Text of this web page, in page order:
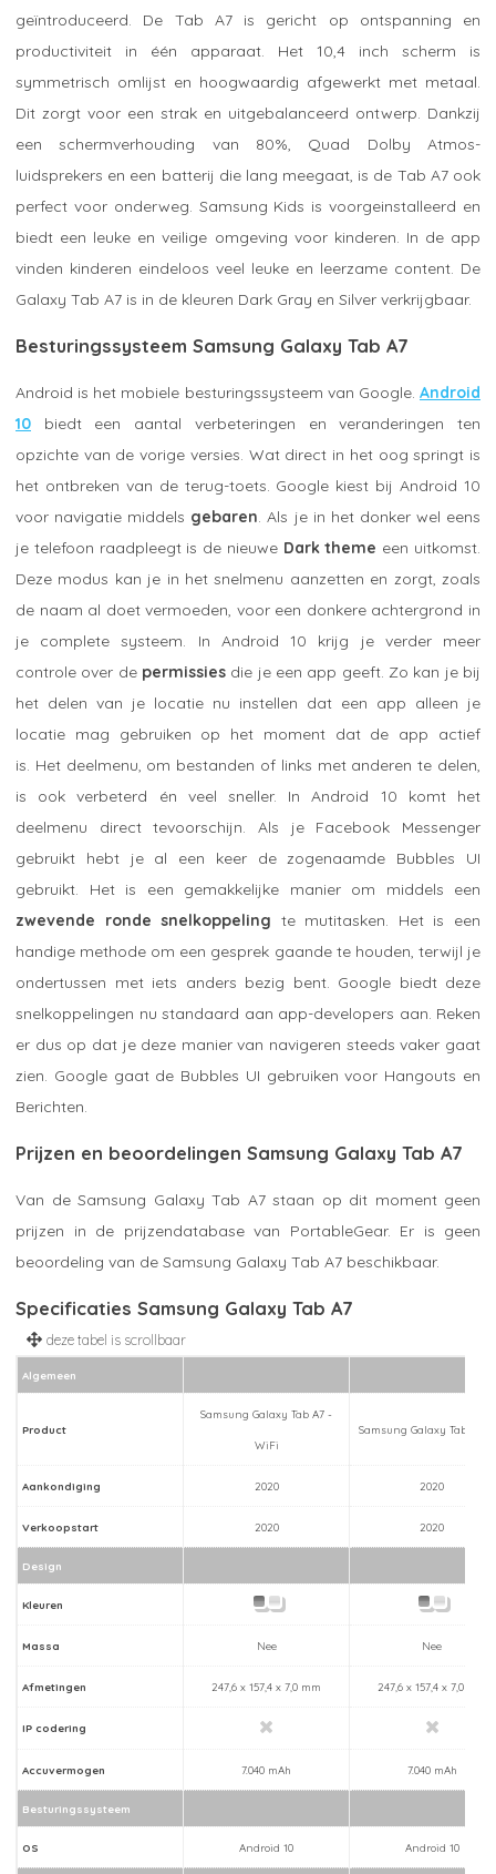
geïntroduceerd. De Tab A7 is gericht op ontspanning en
productiviteit in één apparaat. Het 10,4 inch scherm is
symmetrisch omlijst en hoogwaardig afgewerkt met metaal.
Dit zorgt voor een strak en uitgebalanceerd ontwerp. Dankzij
een schermverhouding van 80%, Quad Dolby Atmos-
luidsprekers en een batterij die lang meegaat, is de Tab A7 ook
perfect voor onderweg. Samsung Kids is voorgeinstalleerd en
biedt een leuke en veilige omgeving voor kinderen. In de app
vinden kinderen eindeloos veel leuke en leerzame content. De
Galaxy Tab A7 is in de kleuren Dark Gray en Silver verkrijgbaar.
Besturingssysteem Samsung Galaxy Tab A7
Android is het mobiele besturingssysteem van Google. Android
10 biedt een aantal verbeteringen en veranderingen ten
opzichte van de vorige versies. Wat direct in het oog springt is
het ontbreken van de terug-toets. Google kiest bij Android 10
voor navigatie middels gebaren . Als je in het donker wel eens
je telefoon raadpleegt is de nieuwe Dark theme een uitkomst.
Deze modus kan je in het snelmenu aanzetten en zorgt, zoals
de naam al doet vermoeden, voor een donkere achtergrond in
je complete systeem. In Android 10 krijg je verder meer
controle over de permissies die je een app geeft. Zo kan je bij
het delen van je locatie nu instellen dat een app alleen je
locatie mag gebruiken op het moment dat de app actief
is. Het deelmenu, om bestanden of links met anderen te delen,
is ook verbeterd én veel sneller. In Android 10 komt het
deelmenu direct tevoorschijn. Als je Facebook Messenger
gebruikt hebt je al een keer de zogenaamde Bubbles UI
gebruikt. Het is een gemakkelijke manier om middels een
zwevende ronde snelkoppeling te mutitasken. Het is een
handige methode om een gesprek gaande te houden, terwijl je
ondertussen met iets anders bezig bent. Google biedt deze
snelkoppelingen nu standaard aan app-developers aan. Reken
er dus op dat je deze manier van navigeren steeds vaker gaat
zien. Google gaat de Bubbles UI gebruiken voor Hangouts en
Berichten.
Prijzen en beoordelingen Samsung Galaxy Tab A7
Van de Samsung Galaxy Tab A7 staan op dit moment geen
prijzen in de prijzendatabase van PortableGear. Er is geen
beoordeling van de Samsung Galaxy Tab A7 beschikbaar.
Specificaties Samsung Galaxy Tab A7
Algemeen
Product
Samsung Galaxy Tab A7 -
WiFi
Samsung Galaxy Tab A7 -
Aankondiging 2020 2020
Verkoopstart 2020 2020
Design
Kleuren
Massa Nee Nee
Afmetingen 247,6 x 157,4 x 7,0 mm 247,6 x 157,4 x 7,0 mm
IP codering
Accuvermogen 7.040 mAh 7.040 mAh
Besturingssysteem
OS Android 10 Android 10